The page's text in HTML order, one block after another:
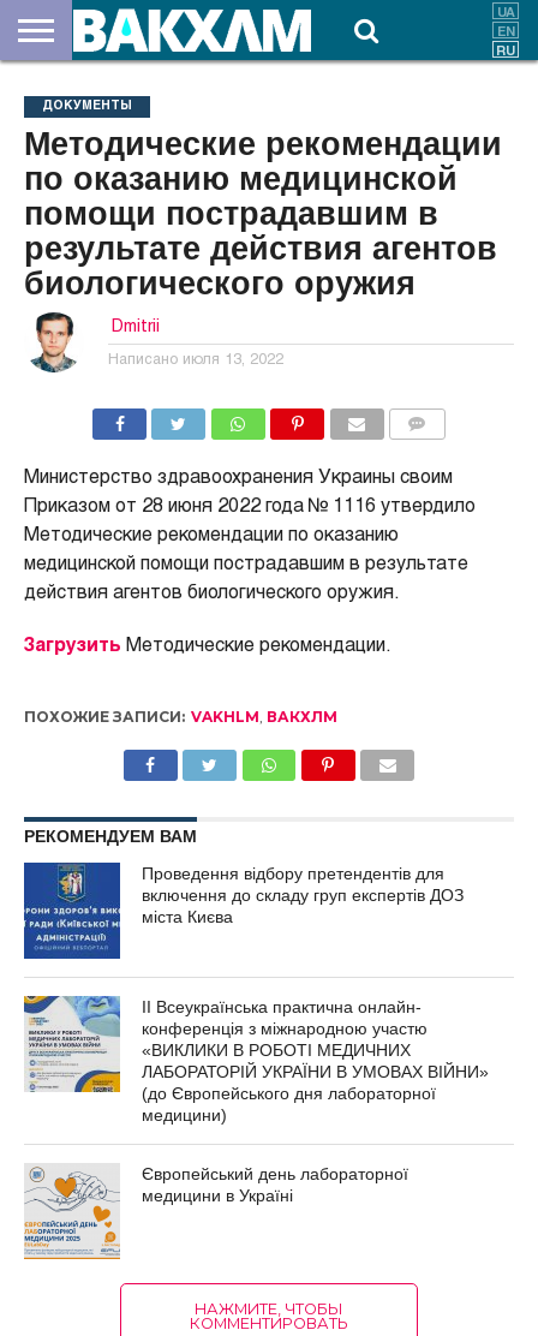
НАС
ВЗНОСЫ
ДОКУМЕНТЫ
НОВОСТИ
КОНТАКТЫ
ДОКУМЕНТЫ
Методические рекомендации
по оказанию медицинской
помощи пострадавшим в
результате действия агентов
биологического оружия
Dmitrii
Написано июля 13, 2022
Министерство здравоохранения Украины своим
Приказом от 28 июня 2022 года № 1116 утвердило
Методические рекомендации по оказанию
медицинской помощи пострадавшим в результате
действия агентов биологического оружия.
Загрузить Методические рекомендации.
ПОХОЖИЕ ЗАПИСИ: VAKHLM, ВАКХЛМ
РЕКОМЕНДУЕМ ВАМ
Проведення відбору претендентів для
включення до складу груп експертів ДОЗ
міста Києва
ІІ Всеукраїнська практична онлайн-
конференція з міжнародною участю
«ВИКЛИКИ В РОБОТІ МЕДИЧНИХ
ЛАБОРАТОРІЙ УКРАЇНИ В УМОВАХ ВІЙНИ»
(до Європейського дня лабораторної
медицини)
Європейський день лабораторної
медицини в Україні
НАЖМИТЕ, ЧТОБЫ
КОММЕНТИРОВАТЬ